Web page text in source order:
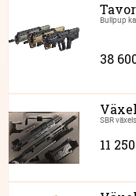
Bullpup
38
SBR
11 250